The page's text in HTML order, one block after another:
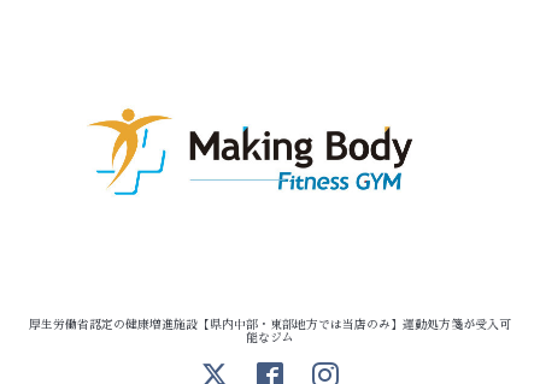
厚生労働省認定の健康増進施設【県内中部・東部地方では当店のみ】運動処方箋が受入可
能なジム